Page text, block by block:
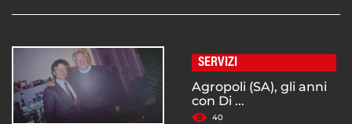
SERVIZI
Agropoli (SA), gli anni
con Di ...
40